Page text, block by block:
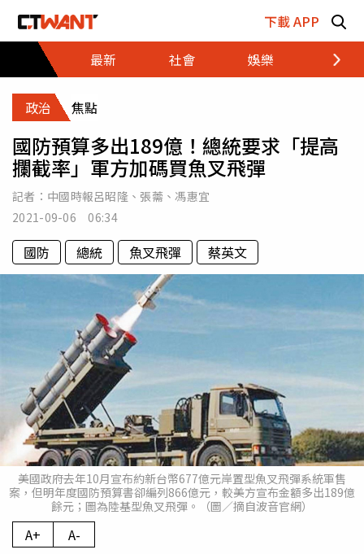
下載 APP
最新
社會 娛樂 財經
政治 焦點
國防預算多出189億！總統要求「提高
攔截率」軍方加碼買魚叉飛彈
記者： 中國時報呂昭隆 、 張薷 、馮惠宜
2021-09-06 06:34
國防 總統 魚叉飛彈 蔡英文
美國政府去年10月宣布約新台幣677億元岸置型魚叉飛彈系統軍售
案，但明年度國防預算書卻編列866億元，較美方宣布金額多出189億
餘元；圖為陸基型魚叉飛彈。（圖／摘自波音官網）
A+ A-